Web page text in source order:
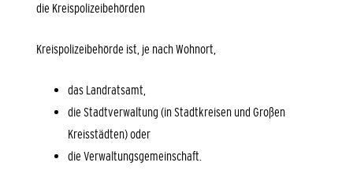
die Kreispolizeibehörden
Kreispolizeibehörde ist, je nach Wohnort,
das Landratsamt,
die Stadtverwaltung (in Stadtkreisen und Großen
Kreisstädten) oder
die Verwaltungsgemeinschaft.